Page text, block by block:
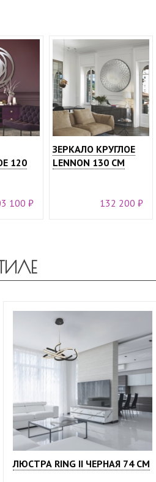
120
100 ₽
ЗЕРКАЛО КРУГЛОЕ
LENNON 130 СМ
132 200 ₽
ЛЮСТРА RING II ЧЕРНАЯ 74 СМ